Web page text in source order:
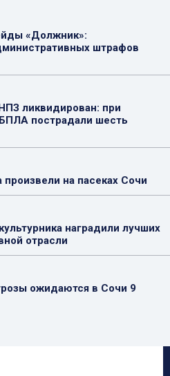
«Должник»:
штрафов
ликвидирован: при
пострадали шесть
на пасеках Сочи
наградили лучших
отрасли
ожидаются в Сочи 9